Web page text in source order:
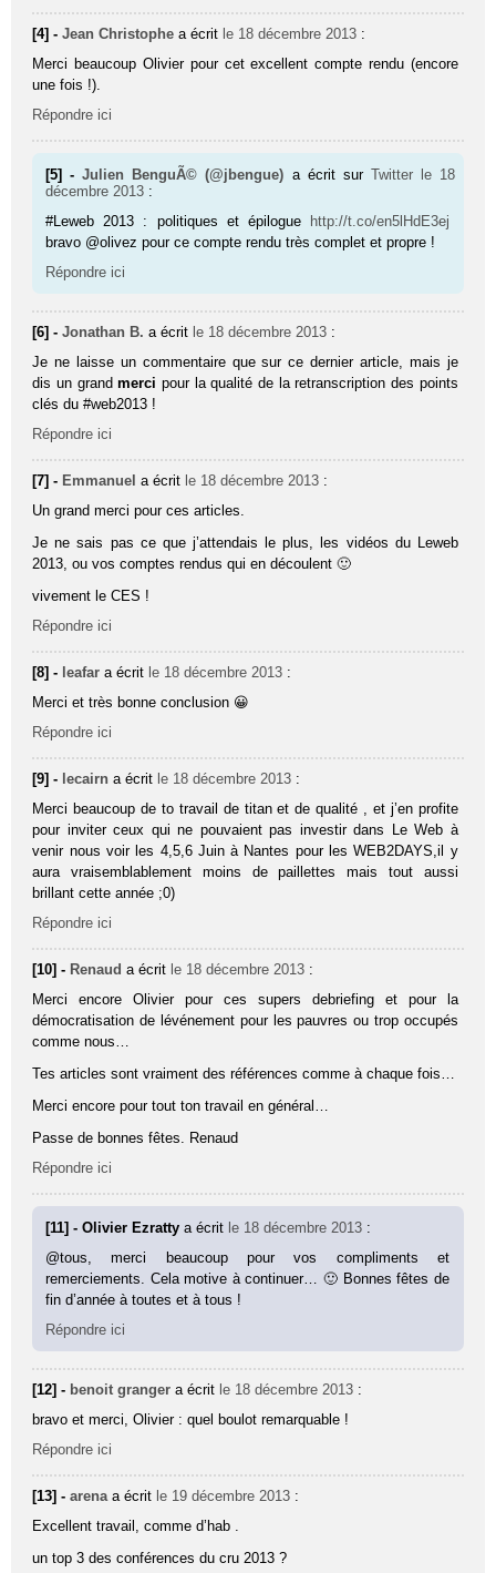
[4] -Jean Christophe a écrit le 18 décembre 2013 :
Merci beaucoup Olivier pour cet excellent compte rendu (encore
une fois !).
Répondre ici
[5] -Julien BenguÃ© (@jbengue) a écrit sur Twitter
le 18
décembre 2013 :
#Leweb 2013 : politiques et épilogue
http://t.co/en5lHdE3ej
bravo @olivez pour ce compte rendu très complet et propre !
Répondre ici
[6] -Jonathan B. a écrit le 18 décembre 2013 :
Je ne laisse un commentaire que sur ce dernier article, mais je
dis un grandmerci pour la qualité de la retranscription des points
clés du #web2013 !
Répondre ici
[7] - Emmanuel a écrit le 18 décembre 2013 :
Un grand merci pour ces articles.
Je ne sais pas ce que j’attendais le plus, les vidéos du Leweb
2013, ou vos comptes rendus qui en découlent 🙂
vivement le CES !
Répondre ici
[8] - leafar a écrit le 18 décembre 2013 :
Merci et très bonne conclusion 😀
Répondre ici
[9] - lecairn a écrit le 18 décembre 2013 :
Merci beaucoup de to travail de titan et de qualité , et j’en profite
pour inviter ceux qui ne pouvaient pas investir dans Le Web à
venir nous voir les 4,5,6 Juin à Nantes pour les WEB2DAYS,il y
aura vraisemblablement moins de paillettes mais tout aussi
brillant cette année ;0)
Répondre ici
[10] - Renaud a écrit le 18 décembre 2013 :
Merci encore Olivier pour ces supers debriefing et pour la
démocratisation de lévénement pour les pauvres ou trop occupés
comme nous…
Tes articles sont vraiment des références comme à chaque fois…
Merci encore pour tout ton travail en général…
Passe de bonnes fêtes. Renaud
Répondre ici
[11] - Olivier Ezrattya écrit le 18 décembre 2013 :
@tous, merci beaucoup pour vos compliments et
remerciements. Cela motive à continuer… 🙂 Bonnes fêtes de
fin d’année à toutes et à tous !
Répondre ici
[12] - benoit granger a écrit le 18 décembre 2013 :
bravo et merci, Olivier : quel boulot remarquable !
Répondre ici
[13] -arena a écrit le 19 décembre 2013 :
Excellent travail, comme d’hab .
un top 3 des conférences du cru 2013 ?